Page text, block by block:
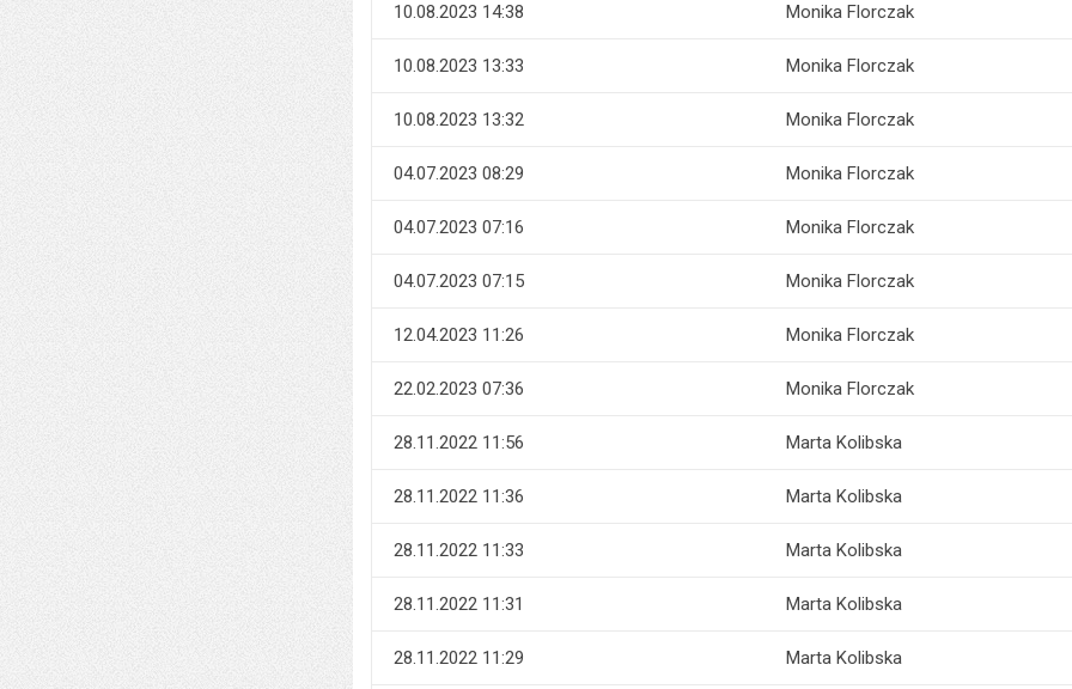
10.08.2023 14:38 Monika Florczak
10.08.2023 13:33 Monika Florczak
10.08.2023 13:32 Monika Florczak
04.07.2023 08:29 Monika Florczak
04.07.2023 07:16 Monika Florczak
04.07.2023 07:15 Monika Florczak
12.04.2023 11:26 Monika Florczak
22.02.2023 07:36 Monika Florczak
28.11.2022 11:56 Marta Kolibska
28.11.2022 11:36 Marta Kolibska
28.11.2022 11:33 Marta Kolibska
28.11.2022 11:31 Marta Kolibska
28.11.2022 11:29 Marta Kolibska